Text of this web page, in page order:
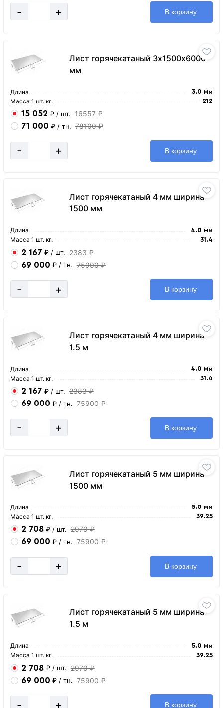
- + В корзину
Лист горячекатаный 3х1500х6000
мм
Длина 3.0 мм
Масса 1 шт. кг. 212
15 052 ₽ / шт. 16557 ₽
71 000 ₽ / тн. 78100 ₽
- + В корзину
Лист горячекатаный 4 мм ширина
1500 мм
Длина 4.0 мм
Масса 1 шт. кг. 31.4
2 167 ₽ / шт. 2383 ₽
69 000 ₽ / тн. 75900 ₽
- + В корзину
Лист горячекатаный 4 мм ширина
1.5 м
Длина 4.0 мм
Масса 1 шт. кг. 31.4
2 167 ₽ / шт. 2383 ₽
69 000 ₽ / тн. 75900 ₽
- + В корзину
Лист горячекатаный 5 мм ширина
1500 мм
Длина 5.0 мм
Масса 1 шт. кг. 39.25
2 708 ₽ / шт. 2979 ₽
69 000 ₽ / тн. 75900 ₽
- + В корзину
Лист горячекатаный 5 мм ширина
1.5 м
Длина 5.0 мм
Масса 1 шт. кг. 39.25
2 708 ₽ / шт. 2979 ₽
69 000 ₽ / тн. 75900 ₽
- + В корзину